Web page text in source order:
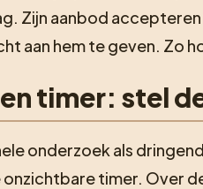
Zijn aanbod
aan hem te geven. Zo
timer: stel
onderzoek als
onzichtbare timer. Over